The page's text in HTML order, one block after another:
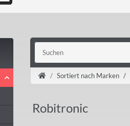
Sortiert nach Marken
Robitronic